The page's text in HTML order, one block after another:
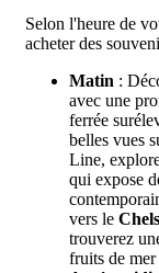
Selon l'heure de
acheter des
Matin :
avec une
ferrée
belles vues
Line,
qui expose
vers le
trouverez
fruits de mer